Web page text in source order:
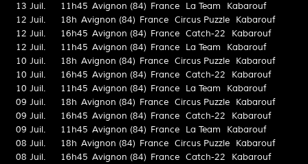
13 Juil.
11h45 Avignon (84) France La Team
Kabarouf
12 Juil.
18h Avignon (84) France Circus Puzzle
Kabarouf
12 Juil.
16h45 Avignon (84) France Catch-22
Kabarouf
12 Juil.
11h45 Avignon (84) France La Team
Kabarouf
10 Juil.
18h Avignon (84) France Circus Puzzle
Kabarouf
10 Juil.
16h45 Avignon (84) France Catch-22
Kabarouf
10 Juil.
11h45 Avignon (84) France La Team
Kabarouf
09 Juil.
18h Avignon (84) France Circus Puzzle
Kabarouf
09 Juil.
16h45 Avignon (84) France Catch-22
Kabarouf
09 Juil.
11h45 Avignon (84) France La Team
Kabarouf
08 Juil.
18h Avignon (84) France Circus Puzzle
Kabarouf
08 Juil.
16h45 Avignon (84) France Catch-22
Kabarouf